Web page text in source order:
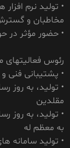
• تولید نرم
مخاطبان و
• حضور مؤثر در
رئوس فعالیتهای
• پشتیبانی فنی
• تولید، به روز
مقلدین
• تولید، به روز
به معظم له
• تولید سامانه